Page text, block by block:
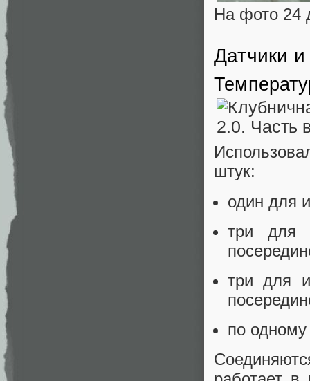
На фото 24
Датчики и
штук:
один для
три для
три для
по